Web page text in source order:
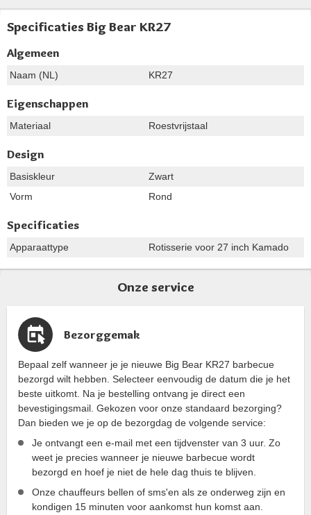
Specificaties Big Bear KR27
Algemeen
Naam (NL) KR27
Eigenschappen
Materiaal Roestvrijstaal
Design
Basiskleur
Zwart
Vorm
Rond
Specificaties
Apparaattype Rotisserie voor 27 inch Kamado
Onze service
Bezorggemak
Bepaal zelf wanneer je je nieuwe Big Bear KR27 barbecue
bezorgd wilt hebben. Selecteer eenvoudig de datum die je het
beste uitkomt. Na je bestelling ontvang je direct een
bevestigingsmail. Gekozen voor onze standaard bezorging?
Dan bieden we je op de bezorgdag de volgende service:
Je ontvangt een e-mail met een tijdvenster van 3 uur. Zo
weet je precies wanneer je nieuwe barbecue wordt
bezorgd en hoef je niet de hele dag thuis te blijven.
Onze chauffeurs bellen of sms'en als ze onderweg zijn en
kondigen 15 minuten voor aankomst hun komst aan.